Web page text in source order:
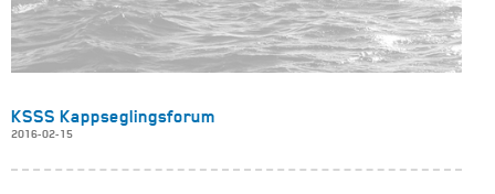
KSSS Kappseglingsforum
2016-02-15